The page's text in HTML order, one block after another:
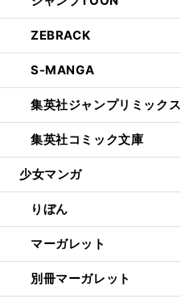
ZEBRACK
S-MANGA
集英社ジャンプリミックス
集英社コミック文庫
少女マンガ
りぼん
マーガレット
別冊マーガレット